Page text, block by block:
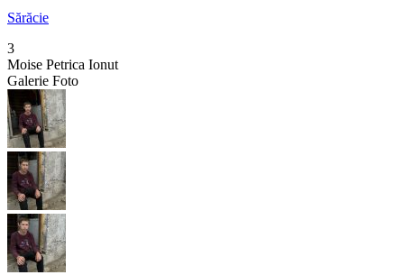
Sărăcie
3
Moise Petrica Ionut
Galerie Foto